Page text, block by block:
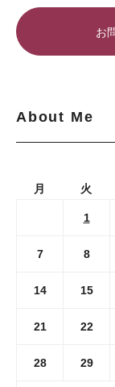
お
About Me
月
火
1
7 8
14 15
21 22
28 29